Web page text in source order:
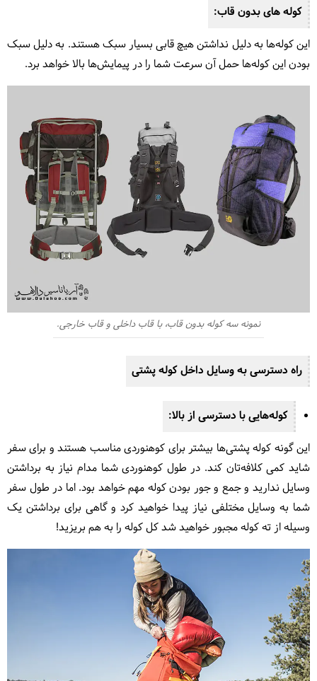
کوله های بدون قاب:
این کوله‌ها به دلیل نداشتن هیچ قابی بسیار سبک هستند. به دلیل سبک
بودن این کوله‌ها حمل آن‌ سرعت شما را در پیمایش‌‌ها بالا خواهد برد.
نمونه سه کوله بدون قاب، با قاب داخلی و قاب خارجی.
راه دسترسی به وسایل داخل کوله پشتی
کوله‌هایی با دسترسی از بالا:
این گونه کوله پشتی‌ها بیشتر برای کوهنوردی مناسب هستند و برای سفر
شاید کمی کلافه‌تان کند. در طول کوهنوردی شما مدام نیاز به برداشتن
وسایل ندارید و جمع و جور بودن کوله مهم خواهد بود. اما در طول سفر
شما به وسایل مختلفی نیاز پیدا خواهید کرد و گاهی برای برداشتن یک
وسیله از ته کوله مجبور خواهید شد کل کوله را به هم بریزید!